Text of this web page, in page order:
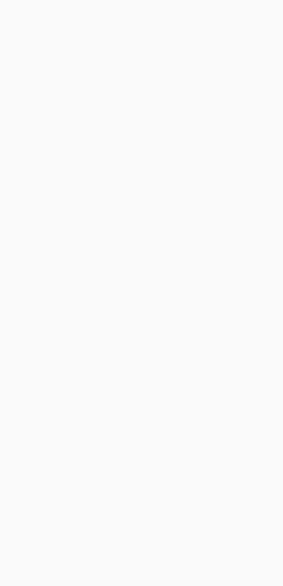
ho potreboval. Jediní,
čiže určite nedávať. To
scamy, ktoré ale
rozpoznateľné, aj tak
Čiže zneužívajú buď
gramotnosť, alebo
A potom je druhá
rozpoznateľná, a to
o ktorých sme sa
už vlastne pracujete so
a niektoré je naozaj
Príkladom toho je, že
schém jednak aj
často aj veľké hedge
spoločnosti. Takže
to nám zasa hovorí
tej starej poučky, že
tie prostriedky do
dovoliť stratiť.